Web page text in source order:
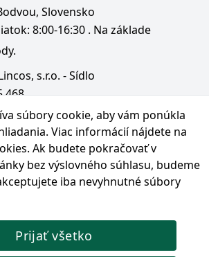
súbory cookie, aby vám ponúkla
Viac informácií nájdete na
. Ak budete pokračovať v
bez výslovného súhlasu, budeme
iba nevyhnutné súbory
Prijať všetko
Slovensko
8:00-16:30 . Na základe
s.r.o. - Sídlo
468
4, 831 06 Bratislava - m. č.